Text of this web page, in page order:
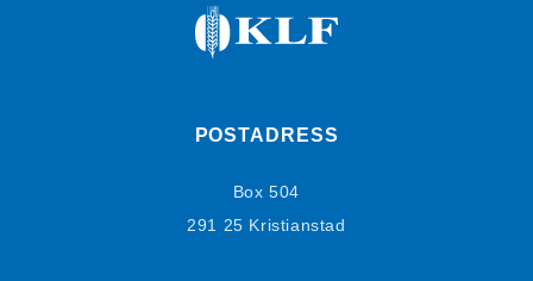
POSTADRESS
Box 504
291 25 Kristianstad